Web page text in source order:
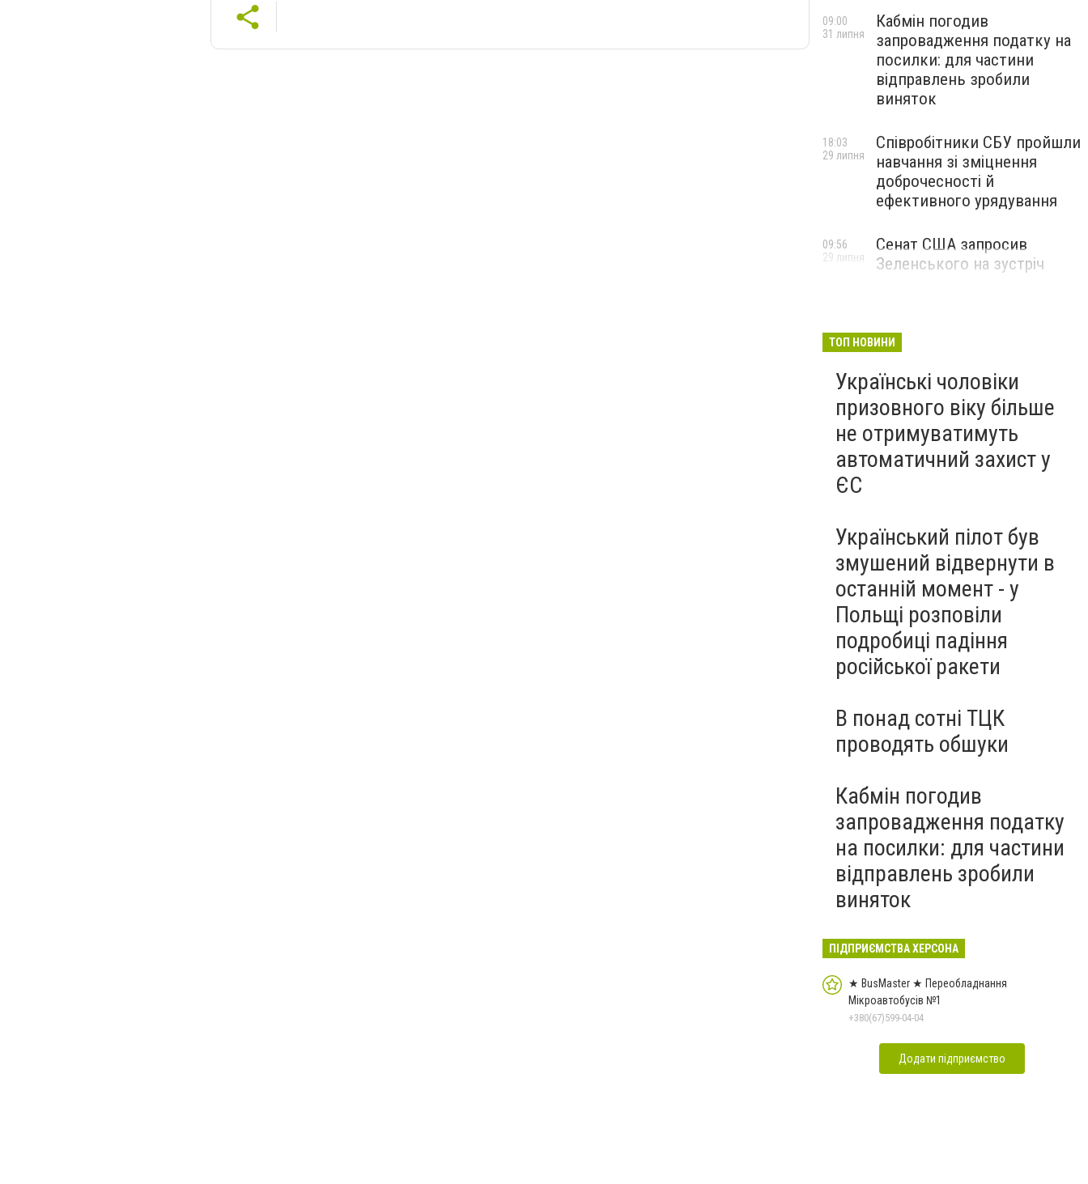
Кабмін погодив
запровадження податку на
посилки: для частини
відправлень зробили
виняток
09:00
31 липня
Співробітники СБУ пройшли
навчання зі зміцнення
доброчесності й
ефективного урядування
18:03
29 липня
Сенат США запросив
Зеленського на зустріч
09:56
29 липня
ТОП НОВИНИ
Українські чоловіки
призовного віку більше
не отримуватимуть
автоматичний захист у
ЄС
Український пілот був
змушений відвернути в
останній момент - у
Польщі розповіли
подробиці падіння
російської ракети
В понад сотні ТЦК
проводять обшуки
Кабмін погодив
запровадження податку
на посилки: для частини
відправлень зробили
виняток
ПІДПРИЄМСТВА ХЕРСОНА
★ BusMaster ★ Переобладнання
Мікроавтобусів №1
+380(67)599-04-04
Додати підприємство